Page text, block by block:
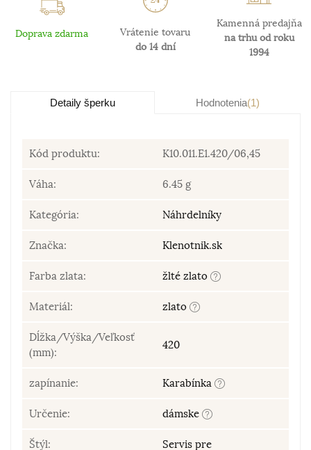
Doprava zdarma
Vrátenie tovaru
do 14 dní
Kamenná predajňa
na trhu od roku
1994
Detaily šperku Hodnotenia(1)
Kód produktu: K10.011.E1.420/06,45
Váha: 6.45 g
Kategória: Náhrdelníky
Značka: Klenotnik.sk
Farba zlata: žlté zlato
Materiál: zlato
Dĺžka/Výška/Veľkosť
(mm):
420
zapínanie: Karabínka
Určenie: dámske
Štýl: Servis pre